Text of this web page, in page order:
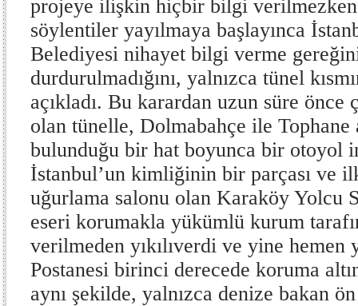
projeye ilişkin hiçbir bilgi
söylentiler yayılmaya başlayınca
Belediyesi nihayet bilgi verme
durdurulmadığını, yalnızca tünel
açıkladı. Bu karardan uzun süre önce
olan tünelle, Dolmabahçe ile Tophane
bulunduğu bir hat boyunca bir otoyol
İstanbul’un kimliğinin bir parçası ve
uğurlama salonu olan Karaköy Yolcu
eseri korumakla yükümlü kurum
verilmeden yıkılıverdi ve yine hemen
Postanesi birinci derecede koruma
aynı şekilde, yalnızca denize bakan